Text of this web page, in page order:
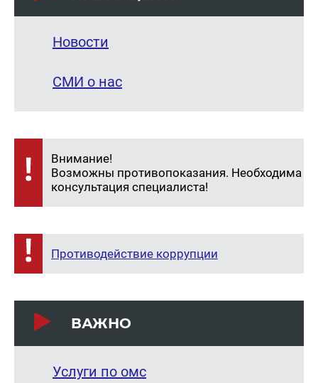
Новости
СМИ о нас
Внимание!
Возможны противопоказания. Необходима
консультация специалиста!
Противодействие коррупции
ВАЖНО
Услуги по омс